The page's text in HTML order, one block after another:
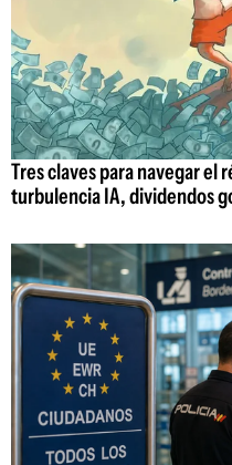
Tres claves para navegar el
turbulencia IA, dividendos